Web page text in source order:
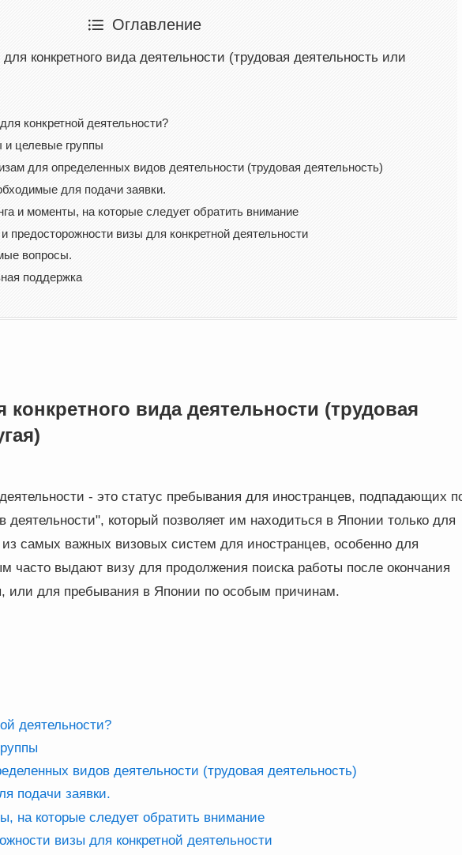
Оглавление
конкретного вида деятельности (трудовая деятельность или
конкретной деятельности?
целевые группы
для определенных видов деятельности (трудовая деятельность)
для подачи заявки.
и моменты, на которые следует обратить внимание
предосторожности визы для конкретной деятельности
вопросы.
поддержка
конкретного вида деятельности (трудовая
- это статус пребывания для иностранцев, подпадающих
деятельности", который позволяет им находиться в Японии только для
самых важных визовых систем для иностранцев, особенно для
часто выдают визу для продолжения поиска работы после окончания
или для пребывания в Японии по особым причинам.
деятельности?
видов деятельности (трудовая деятельность)
подачи заявки.
на которые следует обратить внимание
визы для конкретной деятельности